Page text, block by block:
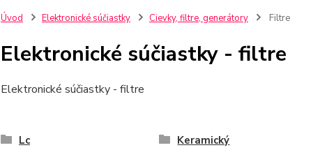
Úvod Elektronické súčiastky Cievky, filtre, generátory Filtre
Elektronické súčiastky - filtre
Elektronické súčiastky - filtre
Lc Keramický